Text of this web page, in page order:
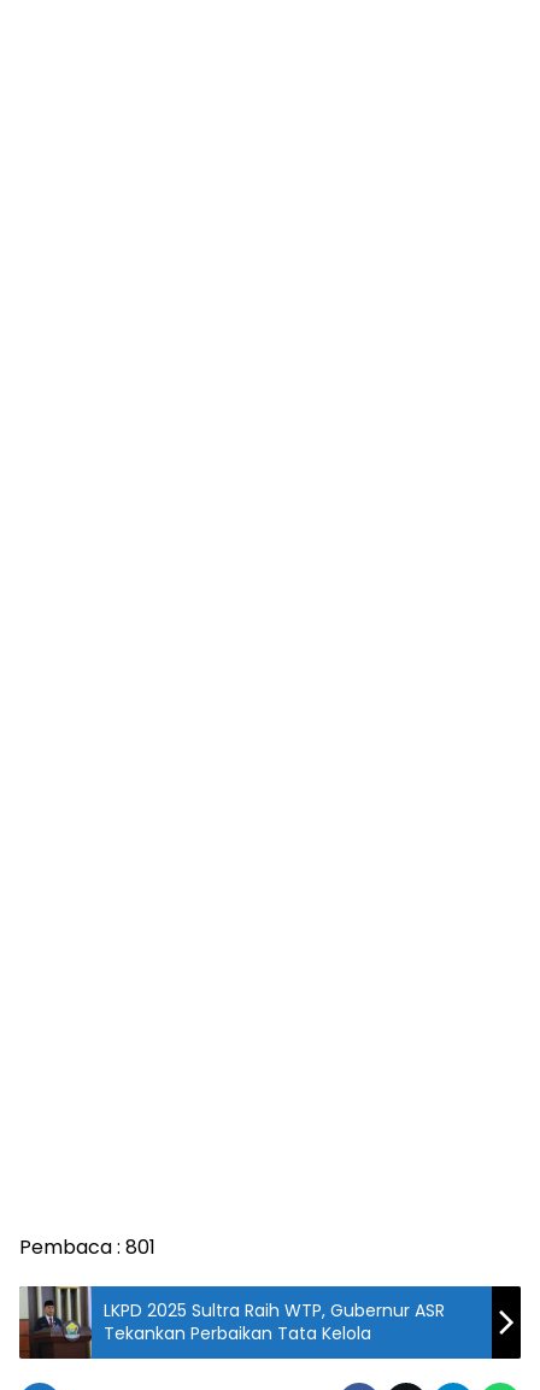
Pembaca : 801
LKPD 2025 Sultra Raih WTP, Gubernur ASR
Tekankan Perbaikan Tata Kelola